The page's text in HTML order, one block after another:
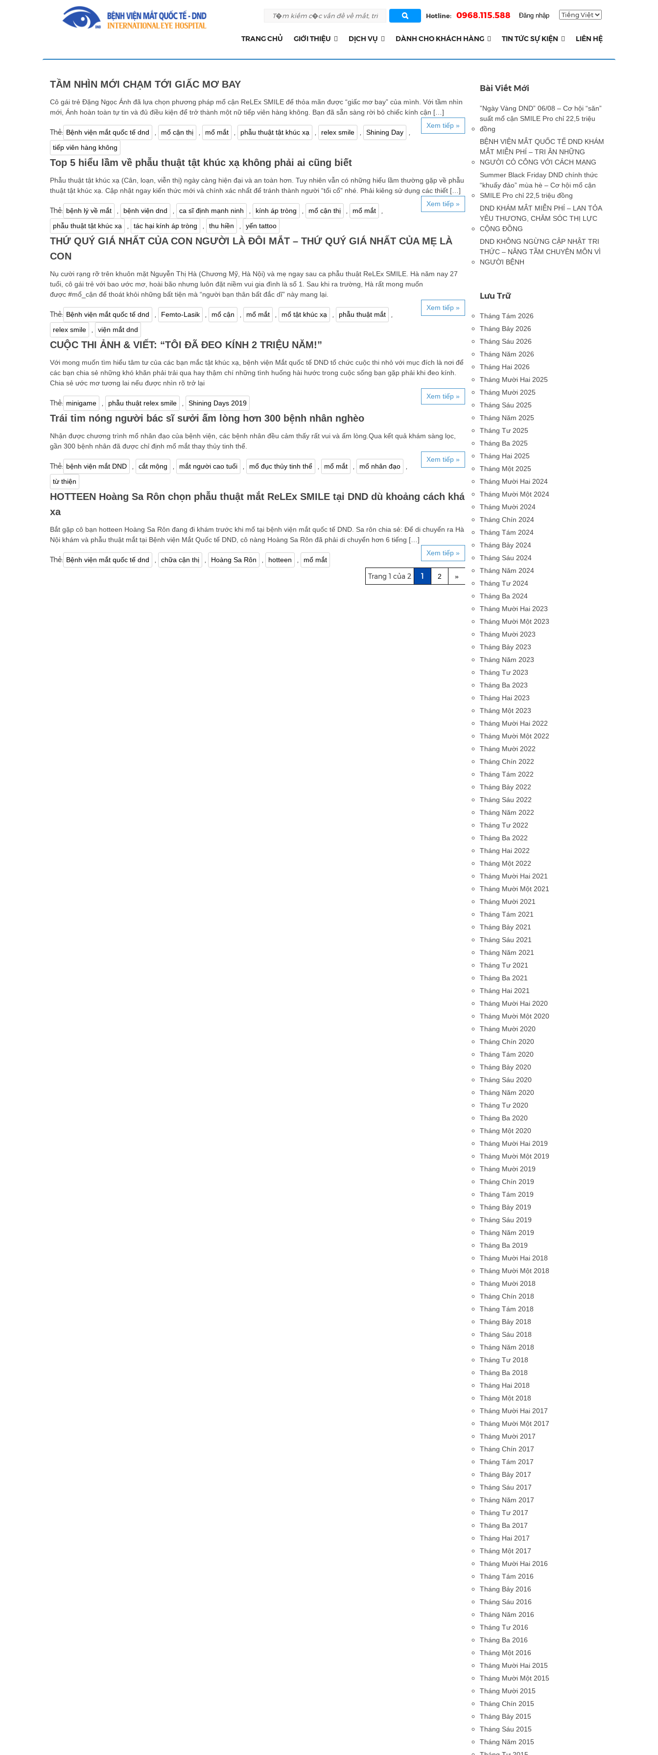
Đăng nhập
Hotline: 0968.115.588
TRANG CHỦ GIỚI THIỆU DỊCH VỤ DÀNH CHO KHÁCH HÀNG TIN TỨC SỰ KIỆN LIÊN HỆ
TẦM NHÌN MỚI CHẠM TỚI GIẤC MƠ BAY
Cô gái trẻ Đặng Ngọc Ánh đã lựa chọn phương pháp mổ cận ReLEx SMILE để thỏa mãn được “giấc mơ bay” của mình. Với tầm nhìn
mới, Ánh hoàn toàn tự tin và đủ điều kiện để trở thành một nữ tiếp viên hàng không. Bạn đã sẵn sàng rời bỏ chiếc kính cận […]
Xem tiếp »
Thẻ: Bệnh viện mắt quốc tế dnd , mổ cận thị , mổ mắt , phẫu thuật tật khúc xạ , relex smile , Shining Day ,
tiếp viên hàng không
Top 5 hiểu lầm về phẫu thuật tật khúc xạ không phải ai cũng biết
Phẫu thuật tật khúc xạ (Cân, loạn, viễn thị) ngày càng hiện đại và an toàn hơn. Tuy nhiên vẫn có những hiểu lầm thường gặp về phẫu
thuật tật khúc xạ. Cập nhật ngay kiến thức mới và chính xác nhất để tránh thành người “tối cổ” nhé. Phải kiêng sử dụng các thiết […]
Xem tiếp »
Thẻ: bệnh lý về mắt , bệnh viện dnd , ca sĩ định mạnh ninh , kính áp tròng , mổ cận thị , mổ mắt ,
phẫu thuật tật khúc xạ , tác hại kính áp tròng , thu hiền , yến tattoo
THỨ QUÝ GIÁ NHẤT CỦA CON NGƯỜI LÀ ĐÔI MẮT – THỨ QUÝ GIÁ NHẤT CỦA MẸ LÀ
CON
Nụ cười rạng rỡ trên khuôn mặt Nguyễn Thị Hà (Chương Mỹ, Hà Nội) và mẹ ngay sau ca phẫu thuật ReLEx SMILE. Hà năm nay 27
tuổi, cô gái trẻ với bao ước mơ, hoài bão nhưng luôn đặt niềm vui gia đình là số 1. Sau khi ra trường, Hà rất mong muốn
được #mổ_cận để thoát khỏi những bất tiện mà “người bạn thân bất đắc dĩ” này mang lại.
Xem tiếp »
Thẻ: Bệnh viện mắt quốc tế dnd , Femto-Lasik , mổ cận , mổ mắt , mổ tật khúc xạ , phẫu thuật mắt ,
relex smile , viện mắt dnd
CUỘC THI ẢNH & VIẾT: “TÔI ĐÃ ĐEO KÍNH 2 TRIỆU NĂM!”
Với mong muốn tìm hiểu tâm tư của các bạn mắc tật khúc xạ, bệnh viện Mắt quốc tế DND tổ chức cuộc thi nhỏ với mục đích là nơi để
các bạn chia sẻ những khó khăn phải trải qua hay thậm chí những tình huống hài hước trong cuộc sống bạn gặp phải khi đeo kính.
Chia sẻ ước mơ tương lai nếu được nhìn rõ trở lại
Xem tiếp »
Thẻ: minigame , phẫu thuật relex smile , Shining Days 2019
Trái tim nóng người bác sĩ sưởi ấm lòng hơn 300 bệnh nhân nghèo
Nhận được chương trình mổ nhân đạo của bệnh viện, các bệnh nhân đều cảm thấy rất vui và ấm lòng.Qua kết quả khám sàng lọc,
gần 300 bệnh nhân đã được chỉ định mổ mắt thay thủy tinh thể.
Xem tiếp »
Thẻ: bệnh viện mắt DND , cắt mộng , mắt người cao tuổi , mổ đục thủy tinh thể , mổ mắt , mổ nhân đạo ,
từ thiện
HOTTEEN Hoàng Sa Rôn chọn phẫu thuật mắt ReLEx SMILE tại DND dù khoảng cách khá
xa
Bắt gặp cô bạn hotteen Hoàng Sa Rôn đang đi khám trước khi mổ tại bệnh viện mắt quốc tế DND. Sa rôn chia sẻ: Để di chuyển ra Hà
Nội khám và phẫu thuật mắt tại Bệnh viện Mắt Quốc tế DND, cô nàng Hoàng Sa Rôn đã phải di chuyển hơn 6 tiếng […]
Xem tiếp »
Thẻ: Bệnh viện mắt quốc tế dnd , chữa cận thị , Hoàng Sa Rôn , hotteen , mổ mắt
Trang 1 của 2 1 2 »
Bài Viết Mới
”Ngày Vàng DND” 06/08 – Cơ hội “săn”
suất mổ cận SMILE Pro chỉ 22,5 triệu
đồng
BỆNH VIỆN MẮT QUỐC TẾ DND KHÁM
MẮT MIỄN PHÍ – TRI ÂN NHỮNG
NGƯỜI CÓ CÔNG VỚI CÁCH MẠNG
Summer Black Friday DND chính thức
“khuấy đảo” mùa hè – Cơ hội mổ cận
SMILE Pro chỉ 22,5 triệu đồng
DND KHÁM MẮT MIỄN PHÍ – LAN TỎA
YÊU THƯƠNG, CHĂM SÓC THỊ LỰC
CỘNG ĐỒNG
DND KHÔNG NGỪNG CẬP NHẬT TRI
THỨC – NÂNG TẦM CHUYÊN MÔN VÌ
NGƯỜI BỆNH
Lưu Trữ
Tháng Tám 2026
Tháng Bảy 2026
Tháng Sáu 2026
Tháng Năm 2026
Tháng Hai 2026
Tháng Mười Hai 2025
Tháng Mười 2025
Tháng Sáu 2025
Tháng Năm 2025
Tháng Tư 2025
Tháng Ba 2025
Tháng Hai 2025
Tháng Một 2025
Tháng Mười Hai 2024
Tháng Mười Một 2024
Tháng Mười 2024
Tháng Chín 2024
Tháng Tám 2024
Tháng Bảy 2024
Tháng Sáu 2024
Tháng Năm 2024
Tháng Tư 2024
Tháng Ba 2024
Tháng Mười Hai 2023
Tháng Mười Một 2023
Tháng Mười 2023
Tháng Bảy 2023
Tháng Năm 2023
Tháng Tư 2023
Tháng Ba 2023
Tháng Hai 2023
Tháng Một 2023
Tháng Mười Hai 2022
Tháng Mười Một 2022
Tháng Mười 2022
Tháng Chín 2022
Tháng Tám 2022
Tháng Bảy 2022
Tháng Sáu 2022
Tháng Năm 2022
Tháng Tư 2022
Tháng Ba 2022
Tháng Hai 2022
Tháng Một 2022
Tháng Mười Hai 2021
Tháng Mười Một 2021
Tháng Mười 2021
Tháng Tám 2021
Tháng Bảy 2021
Tháng Sáu 2021
Tháng Năm 2021
Tháng Tư 2021
Tháng Ba 2021
Tháng Hai 2021
Tháng Mười Hai 2020
Tháng Mười Một 2020
Tháng Mười 2020
Tháng Chín 2020
Tháng Tám 2020
Tháng Bảy 2020
Tháng Sáu 2020
Tháng Năm 2020
Tháng Tư 2020
Tháng Ba 2020
Tháng Một 2020
Tháng Mười Hai 2019
Tháng Mười Một 2019
Tháng Mười 2019
Tháng Chín 2019
Tháng Tám 2019
Tháng Bảy 2019
Tháng Sáu 2019
Tháng Năm 2019
Tháng Ba 2019
Tháng Mười Hai 2018
Tháng Mười Một 2018
Tháng Mười 2018
Tháng Chín 2018
Tháng Tám 2018
Tháng Bảy 2018
Tháng Sáu 2018
Tháng Năm 2018
Tháng Tư 2018
Tháng Ba 2018
Tháng Hai 2018
Tháng Một 2018
Tháng Mười Hai 2017
Tháng Mười Một 2017
Tháng Mười 2017
Tháng Chín 2017
Tháng Tám 2017
Tháng Bảy 2017
Tháng Sáu 2017
Tháng Năm 2017
Tháng Tư 2017
Tháng Ba 2017
Tháng Hai 2017
Tháng Một 2017
Tháng Mười Hai 2016
Tháng Tám 2016
Tháng Bảy 2016
Tháng Sáu 2016
Tháng Năm 2016
Tháng Tư 2016
Tháng Ba 2016
Tháng Một 2016
Tháng Mười Hai 2015
Tháng Mười Một 2015
Tháng Mười 2015
Tháng Chín 2015
Tháng Bảy 2015
Tháng Sáu 2015
Tháng Năm 2015